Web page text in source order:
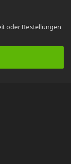
oder Bestellungen